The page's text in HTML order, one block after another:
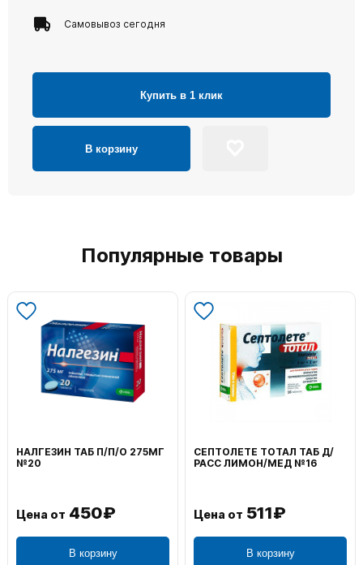
Самовывоз сегодня
Купить в 1 клик
В корзину
Популярные товары
НАЛГЕЗИН ТАБ П/П/О 275МГ
№20
Цена от 450₽
В корзину
СЕПТОЛЕТЕ ТОТАЛ ТАБ Д/
РАСС ЛИМОН/МЕД №16
Цена от 511₽
В корзину